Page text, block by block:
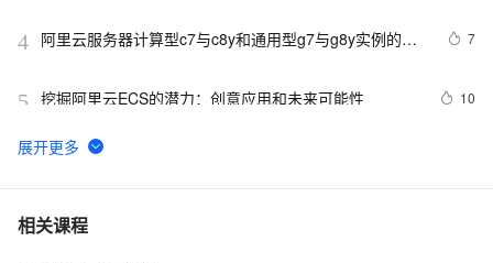
4 阿里云服务器计算型c7与c8y和通用型g7与g8y实例的区
7
5 挖掘阿里云ECS的潜力：创意应用和未来可能性 10
6 阿里云2核4G配置服务器可选实例及收费价格参考
7 卖爆了！阿里云99元服务器新老用户同享，续费不涨
相关课程